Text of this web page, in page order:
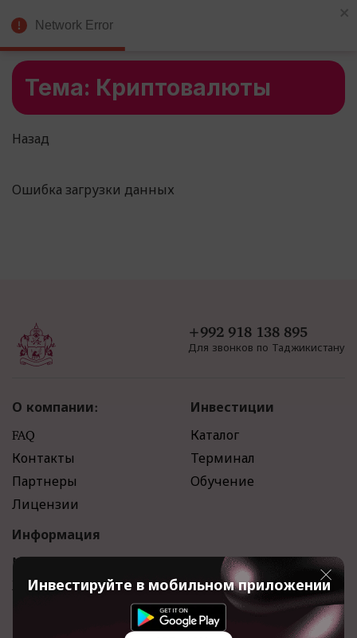
Биржевой
Брокер
Тема: Криптовалюты
Назад
Ошибка загрузки данных
+992 918 138 895
Для звонков по Таджикистану
О компании:
FAQ
Контакты
Партнеры
Лицензии
Инвестиции
Каталог
Терминал
Обучение
Информация
Мы в СМИ
Журнал
Network Error
Инвестируйте в мобильном приложении